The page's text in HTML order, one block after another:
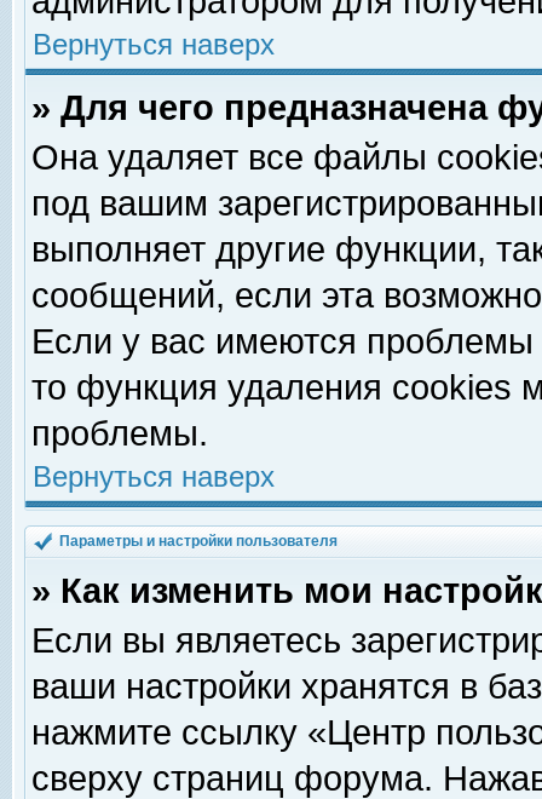
Вернуться наверх
» Для чего предназначена
Она удаляет все файлы
под вашим
выполняет другие функции,
сообщений, если эта
Если у вас имеются
то функция удаления cookies
проблемы.
Вернуться наверх
Параметры и настройки пользователя
» Как изменить мои
Если вы являетесь
ваши настройки хранятся в
нажмите ссылку «Центр
сверху страниц форума.